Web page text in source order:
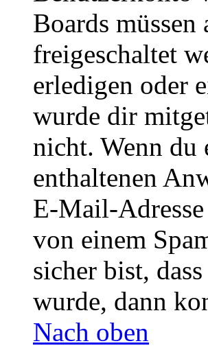
Boards
freigeschaltet
erledigen oder
wurde dir
nicht. Wenn du
enthaltenen
E-Mail-
von einem
sicher bist,
wurde, dann
Nach oben